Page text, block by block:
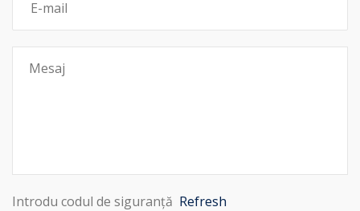
Introdu codul de siguranță Refresh